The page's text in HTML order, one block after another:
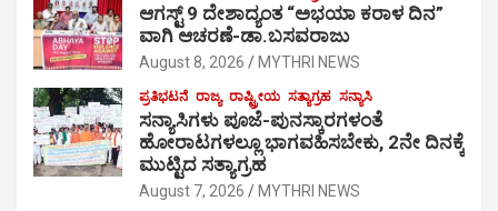
ಆಗಸ್ಟ್ 9 ದೇಶಾದ್ಯಂತ “ಅಭಯಾ ಕರಾಳ ದಿನ”
ವಾಗಿ ಆಚರಣೆ-ಡಾ.ಬಸವರಾಜು
August 8, 2026 MYTHRI NEWS
ಪ್ರತಿಭಟನೆ ರಾಜ್ಯ ರಾಷ್ಟ್ರೀಯ ಸತ್ಯಾಗ್ರಹ ಸನ್ಯಾಸಿ
ಸನ್ಯಾಸಿಗಳು ಪೂಜೆ-ಪುನಸ್ಕಾರಗಳಂತೆ
ಹೋರಾಟಗಳಲ್ಲೂ ಭಾಗವಹಿಸಬೇಕು, 2ನೇ ದಿನಕ್ಕೆ
ಮುಟ್ಟಿದ ಸತ್ಯಾಗ್ರಹ
August 7, 2026 MYTHRI NEWS